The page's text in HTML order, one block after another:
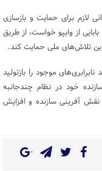
لازم برای حمایت و بازسازی
از وایپو خواست، از طریق
تلاش‌های ملی حمایت کند.
موجود را بازتولید
خود در نظام چندجانبه
نقش آفرینی سازنده و افزایش